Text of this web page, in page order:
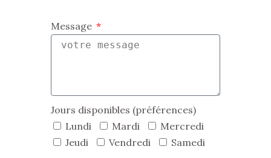
Message
Jours disponibles (préférences)
Lundi
Mardi
Mercredi
Jeudi
Vendredi
Samedi